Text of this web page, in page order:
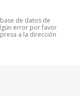
de datos de
error por favor
a la dirección